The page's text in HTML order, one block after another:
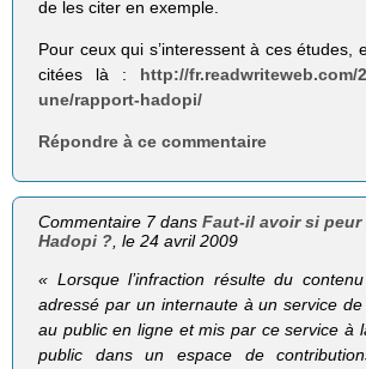
de les citer en exemple.
Pour ceux qui s’interessent à ces études,
citées là : http://fr.readwriteweb.com/
une/rapport-hadopi/
Répondre à ce commentaire
Commentaire 7 dansFaut-il avoir si peur
Hadopi ? , le 24 avril 2009
« Lorsque l’infraction résulte du
adressé par un internaute à un service
au public en ligne et mis par ce service à
public dans un espace de